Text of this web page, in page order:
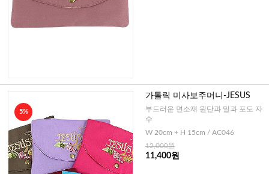
5%
가톨릭 미사보주머니-JESUS
부드러운 면소재 원단과 밀과 포도 자
수
W 20cm + H 15cm / AC046
12,000원
11,400원